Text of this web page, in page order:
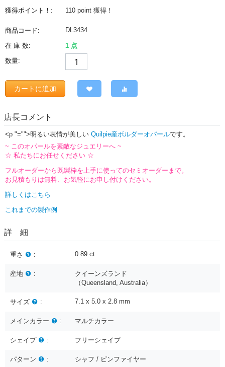
獲得ポイント！: 110 point 獲得！
商品コード: DL3434
在 庫 数:
1 点
数量:
カートに追加
店長コメント
<p "="">明るい表情が美しい Quilpie産ボルダーオパールです。
~ このオパールを素敵なジュエリーへ ~
☆ 私たちにお任せください ☆
フルオーダーから既製枠を上手に使ってのセミオーダーまで。
お見積もりは無料、お気軽にお申し付けください。
詳しくはこちら
これまでの製作例
詳 細
重さ : 0.89 ct
産地 :
クイーンズランド
（Queensland, Australia）
サイズ : 7.1 x 5.0 x 2.8 mm
メインカラー : マルチカラー
シェイプ : フリーシェイプ
パターン : シャフ / ピンファイヤー